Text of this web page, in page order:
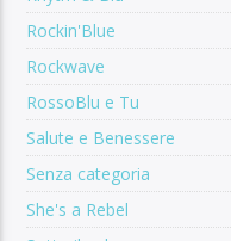
Rockin'Blue
Rockwave
RossoBlu e Tu
Salute e Benessere
Senza categoria
She's a Rebel